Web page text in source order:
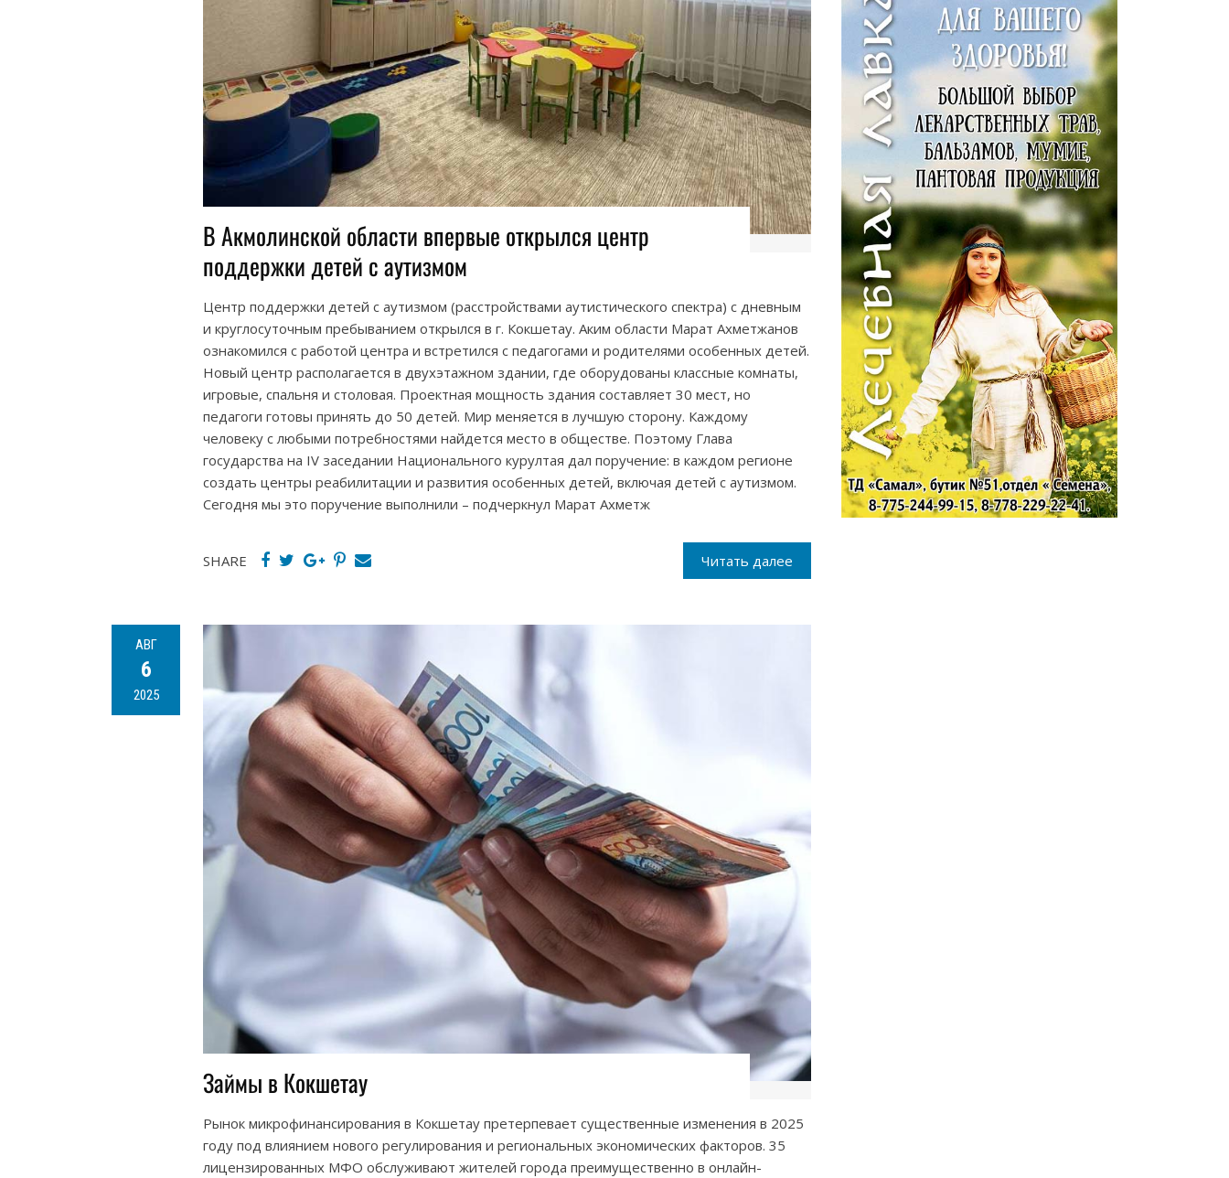
В Акмолинской области впервые открылся центр
поддержки детей с аутизмом
Центр поддержки детей с аутизмом (расстройствами аутистического спектра) с дневным
и круглосуточным пребыванием открылся в г. Кокшетау. Аким области Марат Ахметжанов
ознакомился с работой центра и встретился с педагогами и родителями особенных детей.
Новый центр располагается в двухэтажном здании, где оборудованы классные комнаты,
игровые, спальня и столовая. Проектная мощность здания составляет 30 мест, но
педагоги готовы принять до 50 детей. Мир меняется в лучшую сторону. Каждому
человеку с любыми потребностями найдется место в обществе. Поэтому Глава
государства на IV заседании Национального курултая дал поручение: в каждом регионе
создать центры реабилитации и развития особенных детей, включая детей с аутизмом.
Сегодня мы это поручение выполнили – подчеркнул Марат Ахметж
Читать далее
SHARE
АВГ
6
2025
Займы в Кокшетау
Рынок микрофинансирования в Кокшетау претерпевает существенные изменения в 2025
году под влиянием нового регулирования и региональных экономических факторов. 35
лицензированных МФО обслуживают жителей города преимущественно в онлайн-